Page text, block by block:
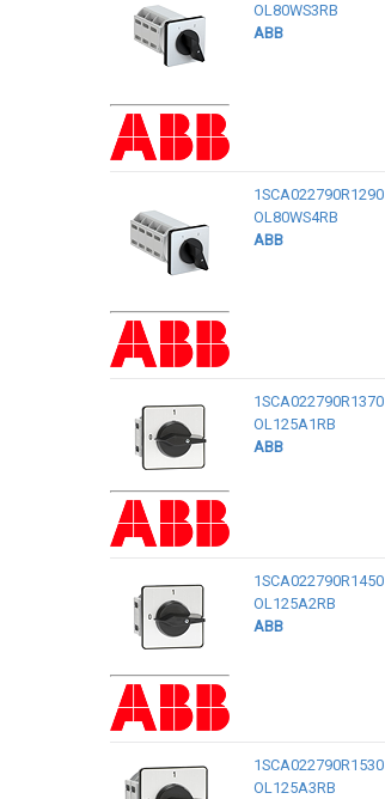
OL80WS3RB
ABB
1SCA022790R1290
OL80WS4RB
ABB
1SCA022790R1370
OL125A1RB
ABB
1SCA022790R1450
OL125A2RB
ABB
1SCA022790R1530
OL125A3RB